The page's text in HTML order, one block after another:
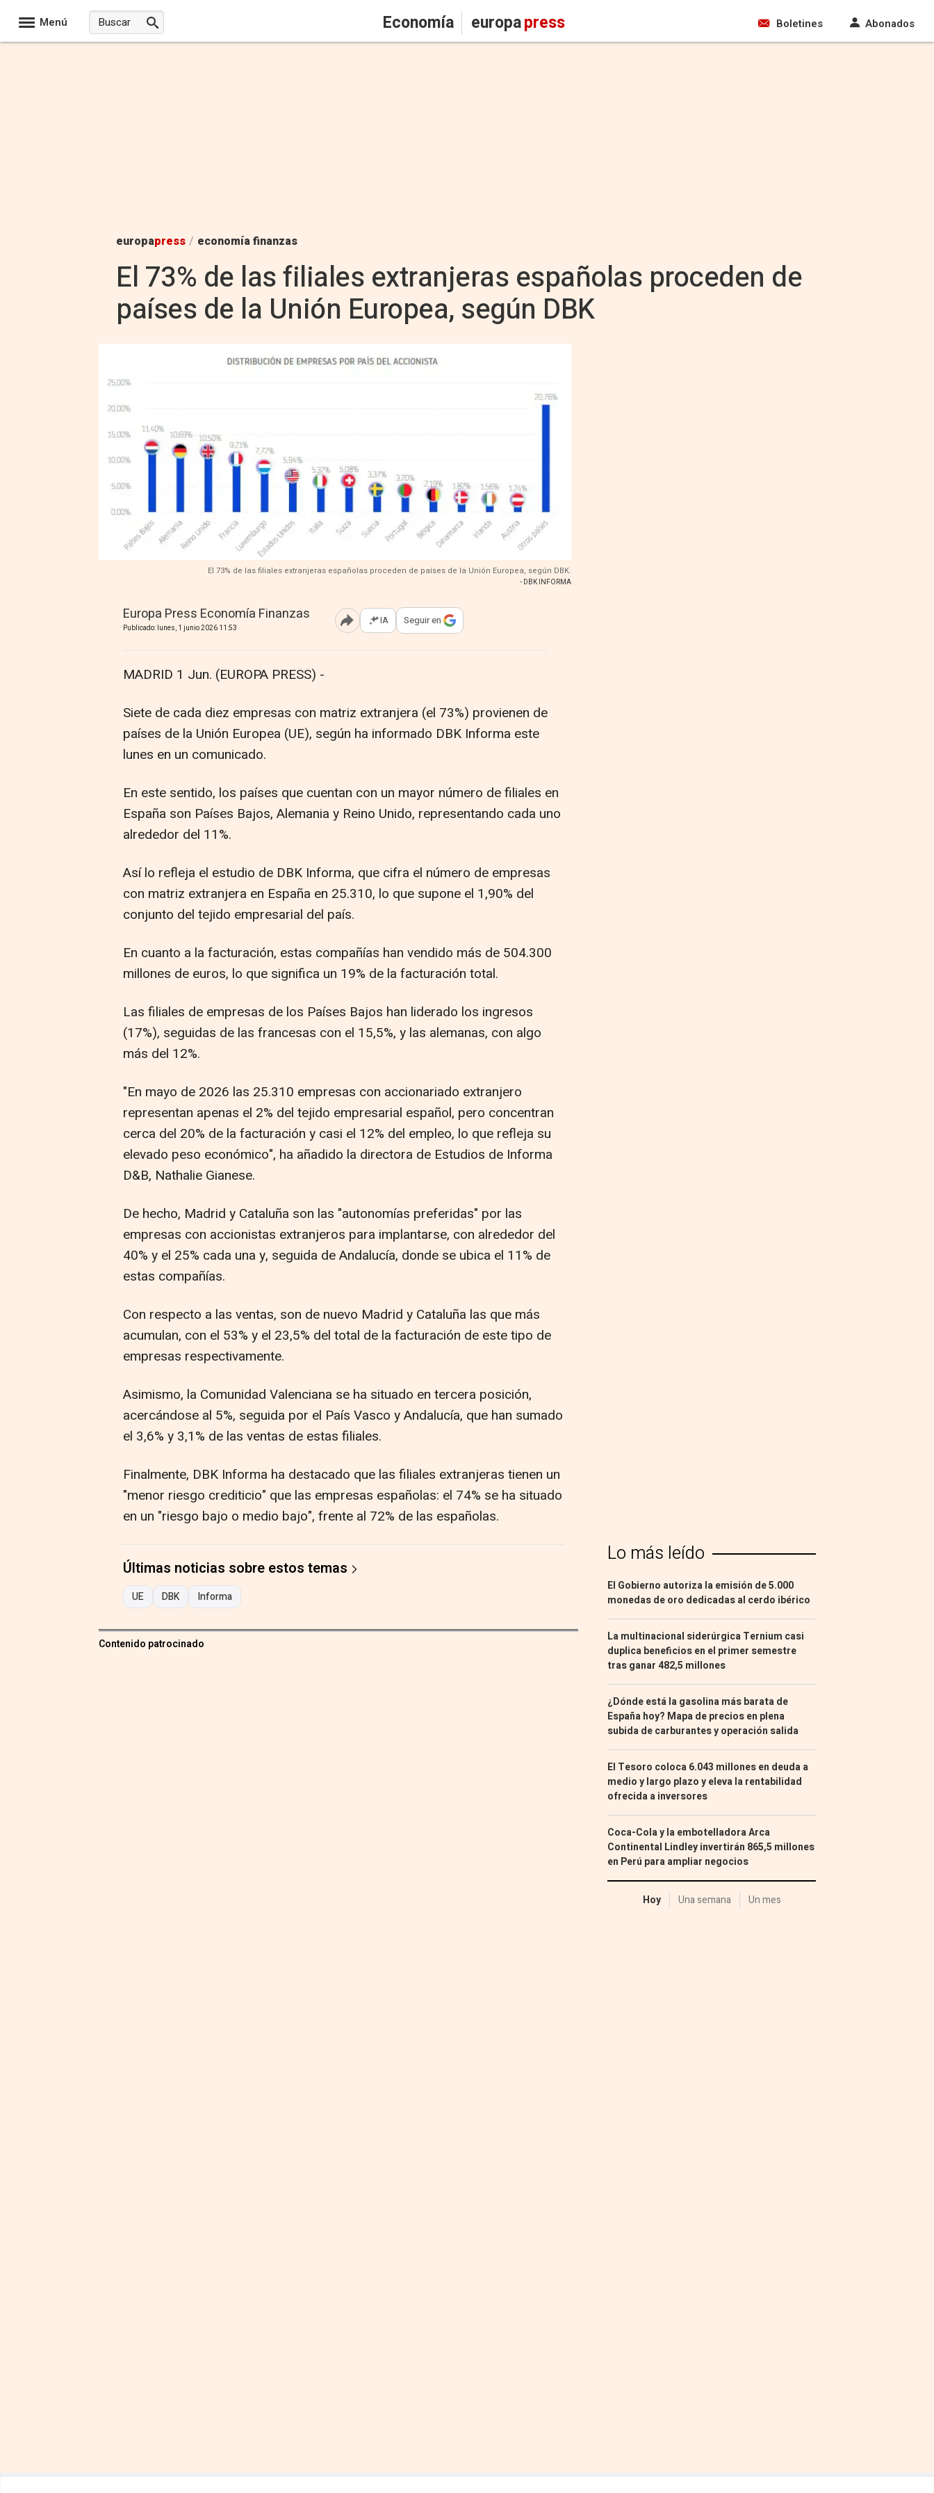
Menú Economía europapress Boletines Abonados
europapress / economía finanzas
El 73% de las filiales extranjeras españolas proceden de
países de la Unión Europea, según DBK
El 73% de las filiales extranjeras españolas proceden de países de la Unión Europea, según DBK.
- DBK INFORMA
Europa Press Economía Finanzas
Publicado: lunes, 1 junio 2026 11:53 Abrir opciones para compartir
IA Seguir en
MADRID 1 Jun. (EUROPA PRESS) -
Siete de cada diez empresas con matriz extranjera (el 73%) provienen de
países de la Unión Europea (UE), según ha informado DBK Informa este
lunes en un comunicado.
En este sentido, los países que cuentan con un mayor número de filiales en
España son Países Bajos, Alemania y Reino Unido, representando cada uno
alrededor del 11%.
Así lo refleja el estudio de DBK Informa, que cifra el número de empresas
con matriz extranjera en España en 25.310, lo que supone el 1,90% del
conjunto del tejido empresarial del país.
En cuanto a la facturación, estas compañías han vendido más de 504.300
millones de euros, lo que significa un 19% de la facturación total.
Las filiales de empresas de los Países Bajos han liderado los ingresos
(17%), seguidas de las francesas con el 15,5%, y las alemanas, con algo
más del 12%.
"En mayo de 2026 las 25.310 empresas con accionariado extranjero
representan apenas el 2% del tejido empresarial español, pero concentran
cerca del 20% de la facturación y casi el 12% del empleo, lo que refleja su
elevado peso económico", ha añadido la directora de Estudios de Informa
D&B, Nathalie Gianese.
De hecho, Madrid y Cataluña son las "autonomías preferidas" por las
empresas con accionistas extranjeros para implantarse, con alrededor del
40% y el 25% cada una y, seguida de Andalucía, donde se ubica el 11% de
estas compañías.
Con respecto a las ventas, son de nuevo Madrid y Cataluña las que más
acumulan, con el 53% y el 23,5% del total de la facturación de este tipo de
empresas respectivamente.
Asimismo, la Comunidad Valenciana se ha situado en tercera posición,
acercándose al 5%, seguida por el País Vasco y Andalucía, que han sumado
el 3,6% y 3,1% de las ventas de estas filiales.
Finalmente, DBK Informa ha destacado que las filiales extranjeras tienen un
"menor riesgo crediticio" que las empresas españolas: el 74% se ha situado
en un "riesgo bajo o medio bajo", frente al 72% de las españolas.
Últimas noticias sobre estos temas
UE DBK Informa
Contenido patrocinado
Lo más leído
El Gobierno autoriza la emisión de 5.000
monedas de oro dedicadas al cerdo ibérico
La multinacional siderúrgica Ternium casi
duplica beneficios en el primer semestre
tras ganar 482,5 millones
¿Dónde está la gasolina más barata de
España hoy? Mapa de precios en plena
subida de carburantes y operación salida
El Tesoro coloca 6.043 millones en deuda a
medio y largo plazo y eleva la rentabilidad
ofrecida a inversores
Coca-Cola y la embotelladora Arca
Continental Lindley invertirán 865,5 millones
en Perú para ampliar negocios
Hoy Una semana Un mes